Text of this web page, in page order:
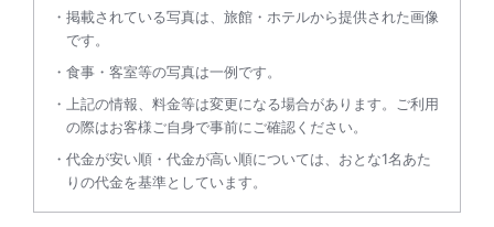
掲載されている写真は、旅館・ホテルから提供された画像
です。
食事・客室等の写真は一例です。
上記の情報、料金等は変更になる場合があります。ご利用
の際はお客様ご自身で事前にご確認ください。
代金が安い順・代金が高い順については、おとな1名あた
りの代金を基準としています。